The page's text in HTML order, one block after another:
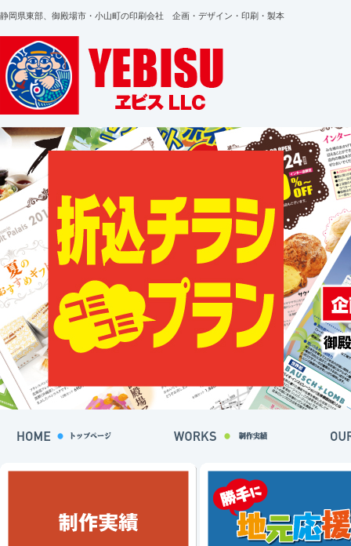
静岡県東部、御殿場市・小山町の印刷会社 企画・デザイン・印刷・製本